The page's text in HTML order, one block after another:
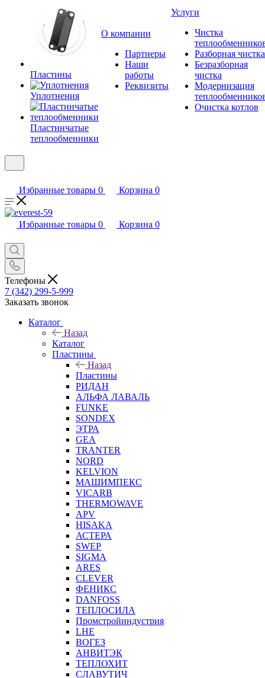
Пластины
Уплотнения
Пластинчатые
теплообменники
О компании
Партнеры
Наши
работы
Реквизиты
Услуги
Чистка
Разборная чистка
Безразборная
чистка
Модернизация
Очистка котлов
Избранные товары 0 Корзина 0
Избранные товары 0 Корзина 0
Телефоны
7 (342) 299-5-999
Заказать звонок
Каталог
Назад
Каталог
Пластины
Назад
Пластины
РИДАН
АЛЬФА ЛАВАЛЬ
FUNKE
SONDEX
ЭТРА
GEA
TRANTER
NORD
KELVION
МАШИМПЕКС
VICARB
THERMOWAVE
APV
HISAKA
АСТЕРА
SWEP
SIGMA
ARES
CLEVER
ФЕНИКС
DANFOSS
ТЕПЛОСИЛА
Промстройиндустрия
LHE
ВОГЕЗ
АНВИТЭК
ТЕПЛОХИТ
СЛАВУТИЧ